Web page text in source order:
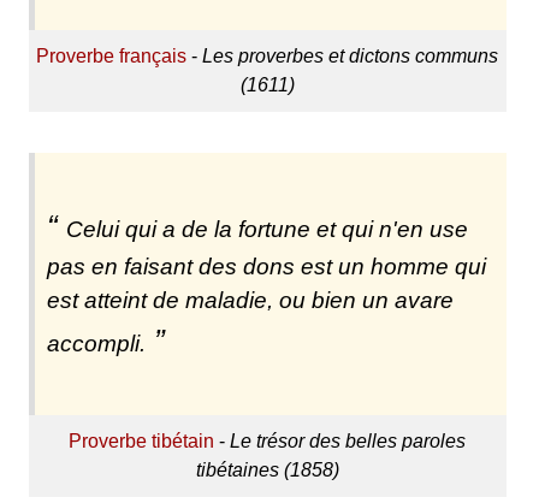
Proverbe français -Les proverbes et dictons communs
(1611)
Celui qui a de la fortune et qui n'en use
pas en faisant des dons est un homme qui
est atteint de maladie, ou bien un avare
accompli.
Proverbe tibétain -Le trésor des belles paroles
tibétaines (1858)